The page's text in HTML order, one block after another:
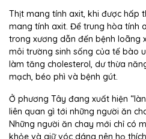
Thịt mang tính axit, khi được hấp
mang tính axit. Để trung hòa tính
trong xương dẫn đến bệnh loãng
môi trường sinh sống của tế bào
làm tăng cholesterol, dư thừa
mạch, béo phì và bệnh gút.
Ở phương Tây đang xuất hiện
liên quan gì tới những người ăn
Những người ăn chay mới chỉ có
khỏe và giữ vóc dáng nên họ